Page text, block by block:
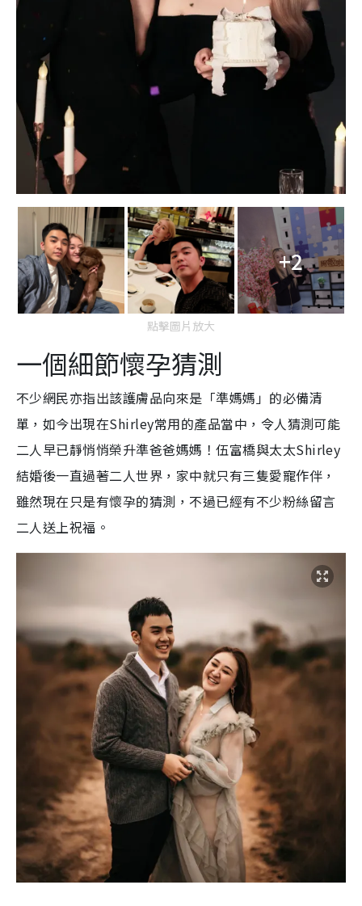
+2
點擊圖片放大
一個細節懷孕猜測
不少網民亦指出該護膚品向來是「準媽媽」的必備清
單，如今出現在Shirley常用的產品當中，令人猜測可能
二人早已靜悄悄榮升準爸爸媽媽！伍富橋與太太Shirley
結婚後一直過著二人世界，家中就只有三隻愛寵作伴，
雖然現在只是有懷孕的猜測，不過已經有不少粉絲留言
二人送上祝福。